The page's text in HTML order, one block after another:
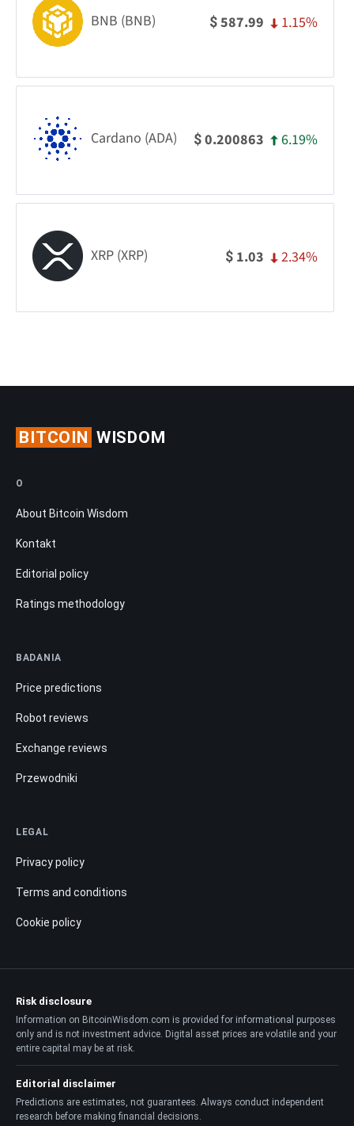
BNB (BNB) $587.99 1.15%
Cardano (ADA) $0.200863 6.19%
XRP (XRP) $ 1.03 2.34%
BITCOIN WISDOM
O
About Bitcoin Wisdom
Kontakt
Editorial policy
Ratings methodology
BADANIA
Price predictions
Robot reviews
Exchange reviews
Przewodniki
LEGAL
Privacy policy
Terms and conditions
Cookie policy
Risk disclosure
Information on BitcoinWisdom.com is provided for informational purposes
only and is not investment advice. Digital asset prices are volatile and your
entire capital may be at risk.
Editorial disclaimer
Predictions are estimates, not guarantees. Always conduct independent
research before making financial decisions.